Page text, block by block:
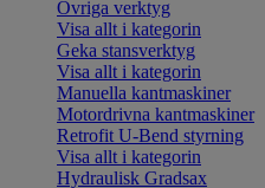
Övriga verktyg
Visa allt i kategorin
Geka stansverktyg
Visa allt i kategorin
Manuella kantmaskiner
Motordrivna kantmaskiner
Retrofit U-Bend styrning
Visa allt i kategorin
Hydraulisk Gradsax